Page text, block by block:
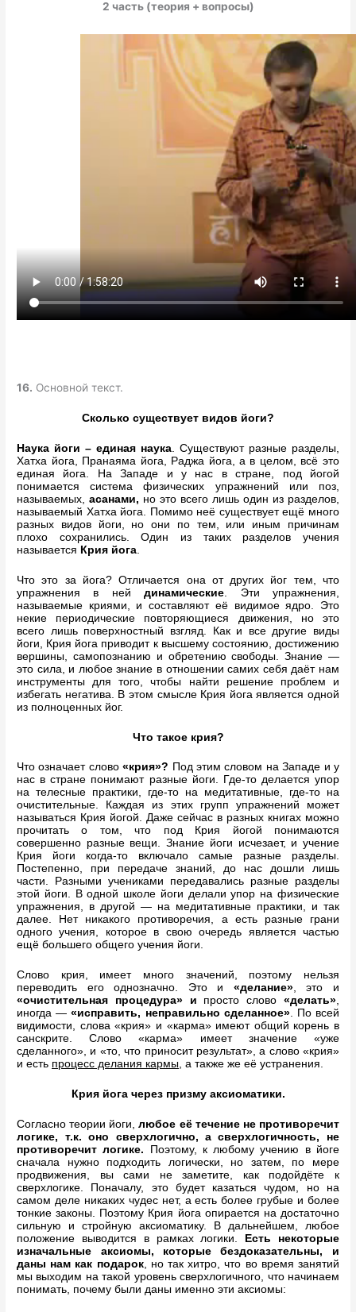
2 часть (теория + вопросы)
16. Основной текст.
Сколько существует видов йоги?
Наука йоги – единая наука . Существуют разные разделы,
Хатха йога, Пранаяма йога, Раджа йога, а в целом, всё это
единая йога. На Западе и у нас в стране, под йогой
понимается система физических упражнений или поз,
называемых,асанами, но это всего лишь один из разделов,
называемый Хатха йога. Помимо неё существует ещё много
разных видов йоги, но они по тем, или иным причинам
плохо сохранились. Один из таких разделов учения
называется Крия йога
Что это за йога? Отличается она от других йог тем, что
упражнения в нейдинамические . Эти упражнения,
называемые криями, и составляют её видимое ядро. Это
некие периодические повторяющиеся движения, но это
всего лишь поверхностный взгляд. Как и все другие виды
йоги, Крия йога приводит к высшему состоянию, достижению
вершины, самопознанию и обретению свободы. Знание —
это сила, и любое знание в отношении самих себя даёт нам
инструменты для того, чтобы найти решение проблем и
избегать негатива. В этом смысле Крия йога является одной
из полноценных йог.
Что такое крия?
Что означает слово«крия»? Под этим словом на Западе и у
нас в стране понимают разные йоги. Где-то делается упор
на телесные практики, где-то на медитативные, где-то на
очистительные. Каждая из этих групп упражнений может
называться Крия йогой. Даже сейчас в разных книгах можно
прочитать о том, что под Крия йогой понимаются
совершенно разные вещи. Знание йоги исчезает, и учение
Крия йоги когда-то включало самые разные разделы.
Постепенно, при передаче знаний, до нас дошли лишь
части. Разными учениками передавались разные разделы
этой йоги. В одной школе йоги делали упор на физические
упражнения, в другой — на медитативные практики, и так
далее. Нет никакого противоречия, а есть разные грани
одного учения, которое в свою очередь является частью
ещё большего общего учения йоги.
Слово крия, имеет много значений, поэтому нельзя
переводить его однозначно. Это и «делание», это и
«очистительная процедура» и просто слово «делать»,
иногда —«исправить, неправильно сделанное». По всей
видимости, слова «крия» и «карма» имеют общий корень в
санскрите. Слово «карма» имеет значение «уже
сделанного», и «то, что приносит результат», а слово «крия»
и есть процесс делания кармы, а также же её устранения.
Крия йога через призму аксиоматики.
Согласно теории йоги,любое её течение не противоречит
логике, т.к. оно сверхлогично, а сверхлогичность, не
противоречит логике. Поэтому, к любому учению в йоге
сначала нужно подходить логически, но затем, по мере
продвижения, вы сами не заметите, как подойдёте к
сверхлогике. Поначалу, это будет казаться чудом, но на
самом деле никаких чудес нет, а есть более грубые и более
тонкие законы. Поэтому Крия йога опирается на достаточно
сильную и стройную аксиоматику. В дальнейшем, любое
положение выводится в рамках логики.
Есть некоторые
изначальные аксиомы, которые бездоказательны, и
даны нам как подарок, но так хитро, что во время занятий
мы выходим на такой уровень сверхлогичного, что начинаем
понимать, почему были даны именно эти аксиомы: